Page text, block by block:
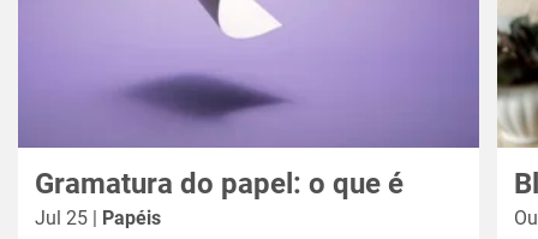
Gramatura do papel: o que é
Jul 25 | Papéis